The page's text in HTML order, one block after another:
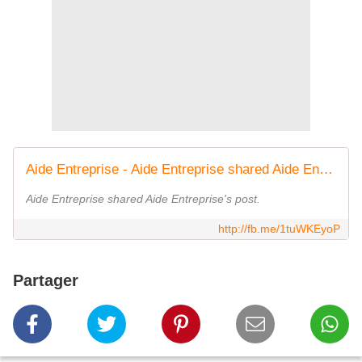
Aide Entreprise - Aide Entreprise shared Aide Entreprise's... | Facebook
Aide Entreprise shared Aide Entreprise's post.
http://fb.me/1tuWKEyoP
Partager